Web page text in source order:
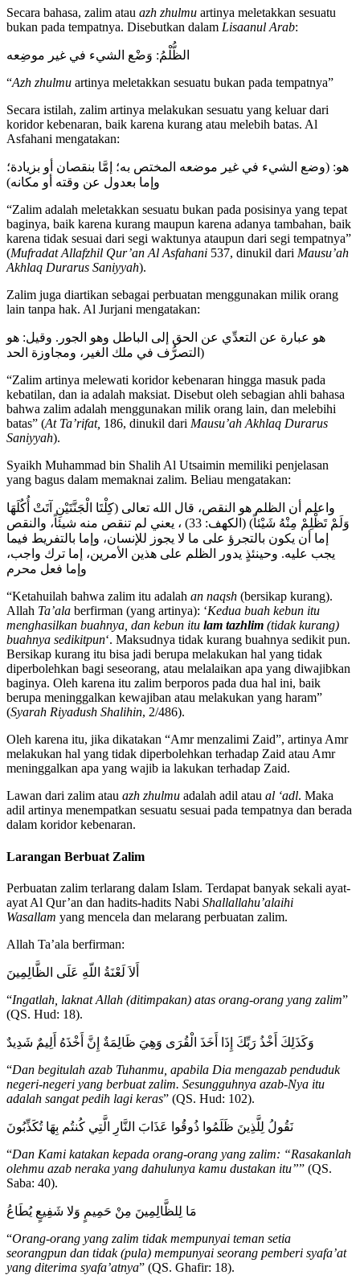
Secara bahasa, zalim atau azh zhulmu artinya meletakkan sesuatu
bukan pada tempatnya. Disebutkan dalam Lisaanul Arab:
الظُّلْمُ: وَضْع الشيء في غير موضِعه
“Azh zhulmu artinya meletakkan sesuatu bukan pada tempatnya”
Secara istilah, zalim artinya melakukan sesuatu yang keluar dari
koridor kebenaran, baik karena kurang atau melebih batas. Al
Asfahani mengatakan:
هو: (وضع الشيء في غير موضعه المختص به؛ إمَّا بنقصان أو بزيادة؛
وإما بعدول عن وقته أو مكانه)
“Zalim adalah meletakkan sesuatu bukan pada posisinya yang tepat
baginya, baik karena kurang maupun karena adanya tambahan, baik
karena tidak sesuai dari segi waktunya ataupun dari segi tempatnya”
(Mufradat Allafzhil Qur’an Al Asfahani 537, dinukil dari Mausu’ah
Akhlaq Durarus Saniyyah).
Zalim juga diartikan sebagai perbuatan menggunakan milik orang
lain tanpa hak. Al Jurjani mengatakan:
هو عبارة عن التعدِّي عن الحق إلى الباطل وهو الجور. وقيل: هو
التصرُّف في ملك الغير، ومجاوزة الحد)
“Zalim artinya melewati koridor kebenaran hingga masuk pada
kebatilan, dan ia adalah maksiat. Disebut oleh sebagian ahli bahasa
bahwa zalim adalah menggunakan milik orang lain, dan melebihi
batas” (At Ta’rifat, 186, dinukil dari Mausu’ah Akhlaq Durarus
Saniyyah).
Syaikh Muhammad bin Shalih Al Utsaimin memiliki penjelasan
yang bagus dalam memaknai zalim. Beliau mengatakan:
واعلم أن الظلم هو النقص، قال الله تعالى (كِلْتَا الْجَنَّتَيْنِ آتَتْ أُكُلَهَا
وَلَمْ تَظْلِمْ مِنْهُ شَيْئاً) (الكهف: 33) ، يعني لم تنقص منه شيئاً، والنقص
إما أن يكون بالتجرؤ على ما لا يجوز للإنسان، وإما بالتفريط فيما
يجب عليه. وحينئذٍ يدور الظلم على هذين الأمرين، إما ترك واجب،
وإما فعل محرم
“Ketahuilah bahwa zalim itu adalah an naqsh (bersikap kurang).
Allah Ta’ala berfirman (yang artinya): ‘Kedua buah kebun itu
menghasilkan buahnya, dan kebun itu lam tazhlim (tidak kurang)
buahnya sedikitpun‘. Maksudnya tidak kurang buahnya sedikit pun.
Bersikap kurang itu bisa jadi berupa melakukan hal yang tidak
diperbolehkan bagi seseorang, atau melalaikan apa yang diwajibkan
baginya. Oleh karena itu zalim berporos pada dua hal ini, baik
berupa meninggalkan kewajiban atau melakukan yang haram”
(Syarah Riyadush Shalihin, 2/486).
Oleh karena itu, jika dikatakan “Amr menzalimi Zaid”, artinya Amr
melakukan hal yang tidak diperbolehkan terhadap Zaid atau Amr
meninggalkan apa yang wajib ia lakukan terhadap Zaid.
Lawan dari zalim atau azh zhulmu adalah adil atau al ‘adl. Maka
adil artinya menempatkan sesuatu sesuai pada tempatnya dan berada
dalam koridor kebenaran.
Larangan Berbuat Zalim
Perbuatan zalim terlarang dalam Islam. Terdapat banyak sekali ayat-
ayat Al Qur’an dan hadits-hadits Nabi Shallallahu’alaihi
Wasallam yang mencela dan melarang perbuatan zalim.
Allah Ta’ala berfirman:
أَلاَ لَعْنَةُ اللّهِ عَلَى الظَّالِمِينَ
“Ingatlah, laknat Allah (ditimpakan) atas orang-orang yang zalim”
(QS. Hud: 18).
وَكَذَلِكَ أَخْذُ رَبِّكَ إِذَا أَخَذَ الْقُرَى وَهِيَ ظَالِمَةٌ إِنَّ أَخْذَهُ أَلِيمٌ شَدِيدٌ
“Dan begitulah azab Tuhanmu, apabila Dia mengazab penduduk
negeri-negeri yang berbuat zalim. Sesungguhnya azab-Nya itu
adalah sangat pedih lagi keras” (QS. Hud: 102).
نَقُولُ لِلَّذِينَ ظَلَمُوا ذُوقُوا عَذَابَ النَّارِ الَّتِي كُنتُم بِهَا تُكَذِّبُونَ
“Dan Kami katakan kepada orang-orang yang zalim: “Rasakanlah
olehmu azab neraka yang dahulunya kamu dustakan itu”” (QS.
Saba: 40).
مَا لِلظَّالِمِينَ مِنْ حَمِيمٍ وَلا شَفِيعٍ يُطَاعُ
“Orang-orang yang zalim tidak mempunyai teman setia
seorangpun dan tidak (pula) mempunyai seorang pemberi syafa’at
yang diterima syafa’atnya” (QS. Ghafir: 18).